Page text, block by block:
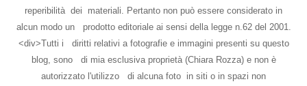
reperibilità dei materiali. Pertanto non può essere considerato in
alcun modo un prodotto editoriale ai sensi della legge n.62 del 2001.
<div>Tutti i diritti relativi a fotografie e immagini presenti su questo
blog, sono di mia esclusiva proprietà (Chiara Rozza) e non è
autorizzato l'utilizzo di alcuna foto in siti o in spazi non